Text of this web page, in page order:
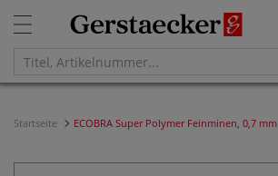
Startseite ECOBRA Super Polymer Feinminen, 0,7 mm